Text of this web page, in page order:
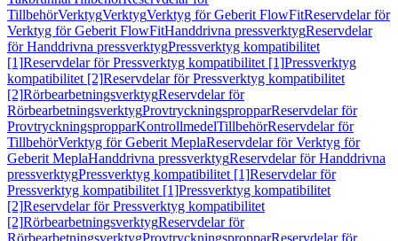
TillbehörVerktygVerktygVerktyg för Geberit FlowFitReservdelar för
Verktyg för Geberit FlowFitHanddrivna pressverktygReservdelar
för Handdrivna pressverktygPressverktyg kompatibilitet
[1]Reservdelar för Pressverktyg kompatibilitet [1]Pressverktyg
kompatibilitet [2]Reservdelar för Pressverktyg kompatibilitet
[2]RörbearbetningsverktygReservdelar för
RörbearbetningsverktygProvtryckningspropparReservdelar för
ProvtryckningspropparKontrollmedelTillbehörReservdelar för
TillbehörVerktyg för Geberit MeplaReservdelar för Verktyg för
Geberit MeplaHanddrivna pressverktygReservdelar för Handdrivna
pressverktygPressverktyg kompatibilitet [1]Reservdelar för
Pressverktyg kompatibilitet [1]Pressverktyg kompatibilitet
[2]Reservdelar för Pressverktyg kompatibilitet
[2]RörbearbetningsverktygReservdelar för
RörbearbetningsverktygProvtryckningspropparReservdelar för